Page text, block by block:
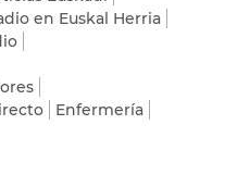
en Euskal Herria
Enfermería